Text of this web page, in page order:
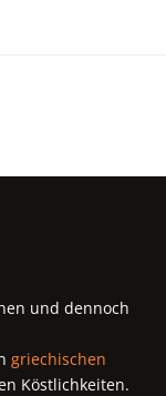
und dennoch
griechischen
Köstlichkeiten.